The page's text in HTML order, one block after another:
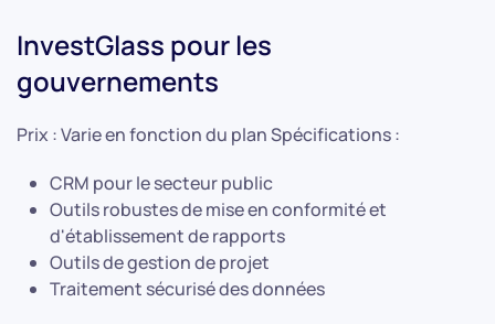
InvestGlass pour les
gouvernements
Prix : Varie en fonction du plan Spécifications :
CRM pour le secteur public
Outils robustes de mise en conformité et
d'établissement de rapports
Outils de gestion de projet
Traitement sécurisé des données